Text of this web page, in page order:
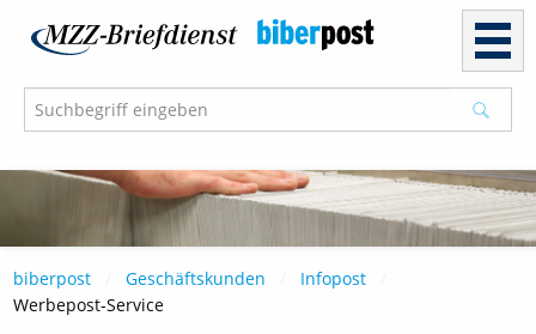
biberpost Geschäftskunden
Infopost
Werbepost-Service